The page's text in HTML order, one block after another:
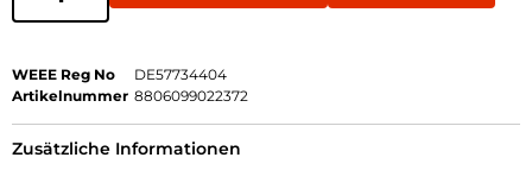
WEEE Reg No
DE57734404
Artikelnummer 8806099022372
Zusätzliche Informationen